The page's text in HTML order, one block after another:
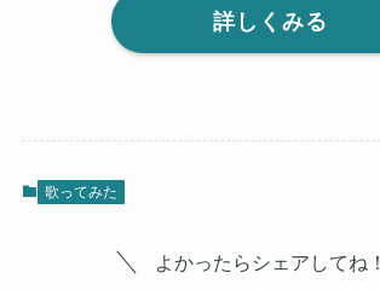
詳しくみる
歌ってみた
よかったらシェアしてね！